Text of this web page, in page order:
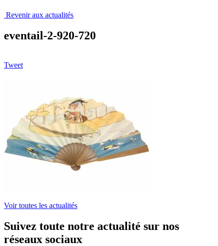
Revenir aux actualités
eventail-2-920-720
Tweet
Voir toutes les actualités
Suivez toute notre actualité sur nos
réseaux sociaux